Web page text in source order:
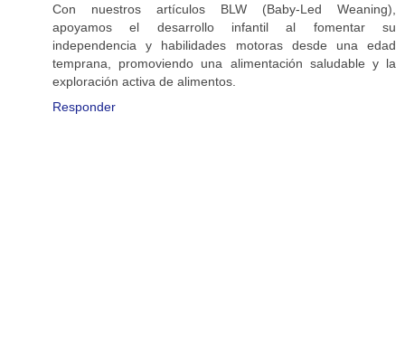
Con nuestros artículos BLW (Baby-Led Weaning),
apoyamos el desarrollo infantil al fomentar su
independencia y habilidades motoras desde una edad
temprana, promoviendo una alimentación saludable y la
exploración activa de alimentos.
Responder